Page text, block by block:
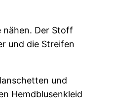
nähen. Der Stoff
und die Streifen
und
Hemdblusenkleid